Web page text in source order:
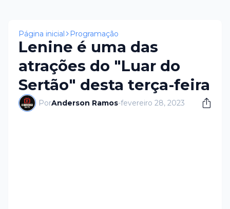
Página inicial Programação
Lenine é uma das
atrações do "Luar do
Sertão" desta terça-feira
PorAnderson Ramos-fevereiro 28, 2023